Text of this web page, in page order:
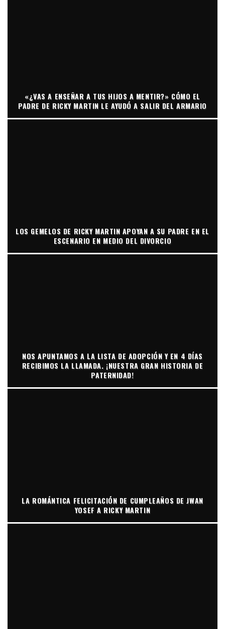
«¿VAS A ENSEÑAR A TUS HIJOS A MENTIR?» CÓMO EL
PADRE DE RICKY MARTIN LE AYUDÓ A SALIR DEL ARMARIO
LOS GEMELOS DE RICKY MARTIN APOYAN A SU PADRE EN EL
ESCENARIO EN MEDIO DEL DIVORCIO
NOS APUNTAMOS A LA LISTA DE ADOPCIÓN Y EN 4 DÍAS
RECIBIMOS LA LLAMADA. ¡NUESTRA GRAN HISTORIA DE
PATERNIDAD!
LA ROMÁNTICA FELICITACIÓN DE CUMPLEAÑOS DE JWAN
YOSEF A RICKY MARTIN